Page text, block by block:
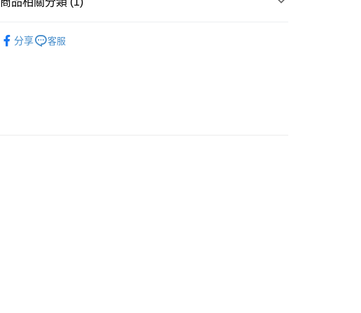
訂單作廢，並不會安排重寄
分享
客服